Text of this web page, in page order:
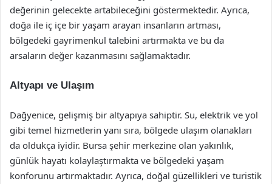
değerinin gelecekte artabileceğini göstermektedir. Ayrıca,
doğa ile iç içe bir yaşam arayan insanların artması,
bölgedeki gayrimenkul talebini artırmakta ve bu da
arsaların değer kazanmasını sağlamaktadır.
Altyapı ve Ulaşım
Dağyenice, gelişmiş bir altyapıya sahiptir. Su, elektrik ve yol
gibi temel hizmetlerin yanı sıra, bölgede ulaşım olanakları
da oldukça iyidir. Bursa şehir merkezine olan yakınlık,
günlük hayatı kolaylaştırmakta ve bölgedeki yaşam
konforunu artırmaktadır. Ayrıca, doğal güzellikleri ve turistik